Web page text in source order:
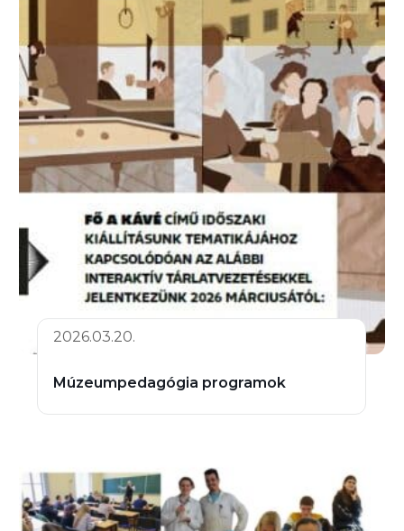
2026.03.20.
Múzeumpedagógia programok